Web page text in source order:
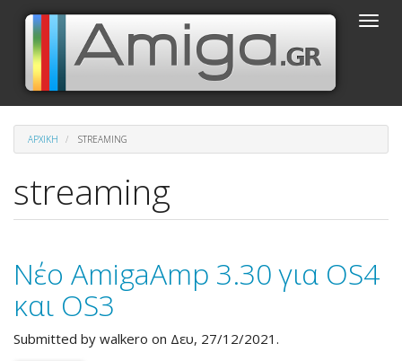
Παράκαμψη
κυρίως
περιεχόμενο
Toggle
ΑΡΧΙΚΉ STREAMING
streaming
Νέο AmigaAmp 3.30 για OS4
και OS3
Submitted by walkero on Δευ, 27/12/2021.